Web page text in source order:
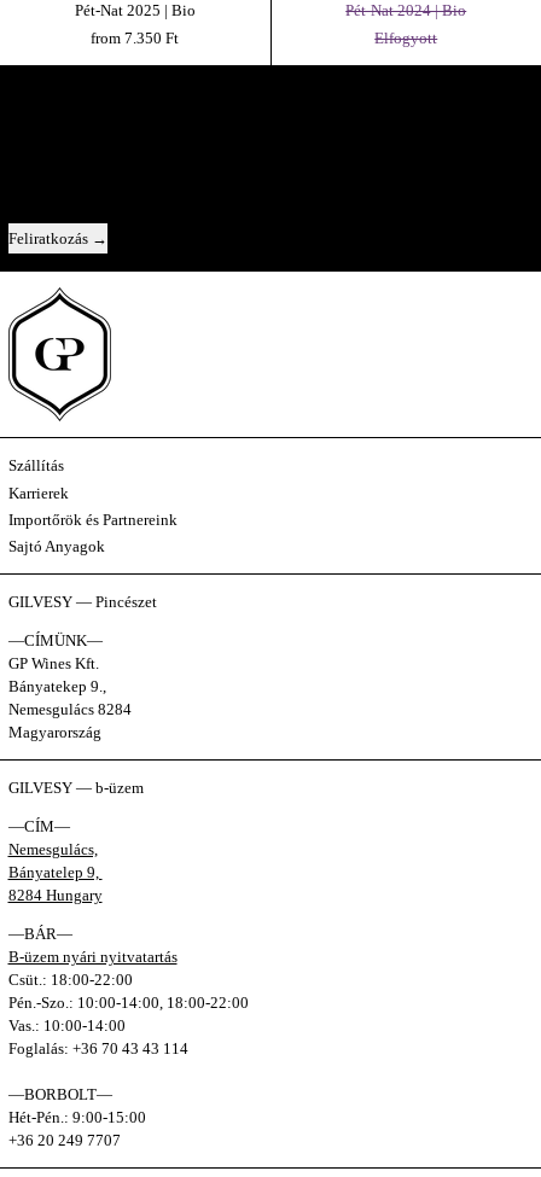
Pét-Nat 2025 | Bio
from 7.350 Ft
Pét-Nat 2024 | Bio
Elfogyott
Feliratkozás
Szállítás
Karrierek
Importőrök és Partnereink
Sajtó Anyagok
GILVESY — Pincészet
—CÍMÜNK—
GP Wines Kft.
Bányatekep 9.,
Nemesgulács 8284
Magyarország
GILVESY — b-üzem
—CÍM—
Nemesgulács,
Bányatelep 9,
8284 Hungary
—BÁR—
B-üzem nyári nyitvatartás
Csüt.: 18:00-22:00
Pén.-Szo.: 10:00-14:00, 18:00-22:00
Vas.: 10:00-14:00
Foglalás: +36 70 43 43 114
—BORBOLT—
Hét-Pén.: 9:00-15:00
+36 20 249 7707